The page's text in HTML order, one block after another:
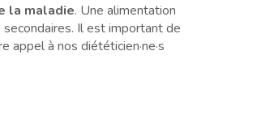
la maladie. Une alimentation
Il est important de
appel à nos diététicien·ne·s